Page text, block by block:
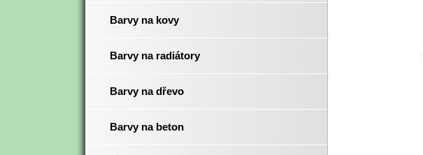
Barvy na kovy
Barvy na radiátory
Barvy na dřevo
Barvy na beton